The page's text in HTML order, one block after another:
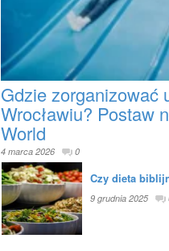
Gdzie zorganizować
Wrocławiu? Postaw
World
4 marca 2026 0
Czy dieta
9 grudnia 2025